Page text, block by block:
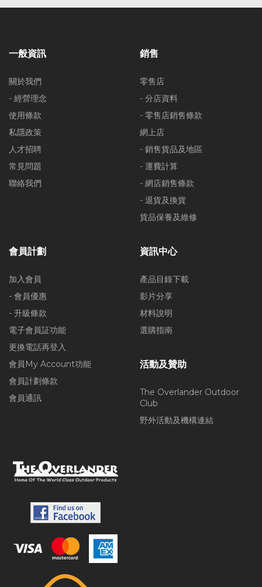
一般資訊
關於我們
- 經營理念
使用條款
私隱政策
人才招聘
常見問題
聯絡我們
銷售
零售店
- 分店資料
- 零售店銷售條款
網上店
- 銷售貨品及地區
- 運費計算
- 網店銷售條款
- 退貨及換貨
貨品保養及維修
會員計劃
加入會員
- 會員優惠
- 升級條款
電子會員証功能
更換電話再登入
會員My Account功能
會員計劃條款
會員通訊
資訊中心
產品目錄下載
影片分享
材料說明
選購指南
活動及贊助
The Overlander Outdoor
Club
野外活動及機構連結